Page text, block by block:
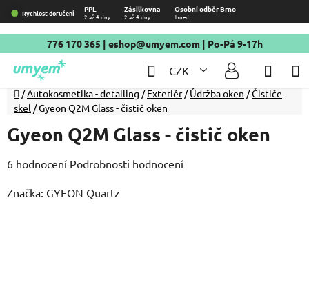
Přejít
na
obsah
Rychlost doručení PPL Zásilkovna Osobní odběr Brno
2 až 4 dny 2 až 4 dny Ihned
776 170 365 | eshop@umyem.com| Po-Pá 9-17h
CZK
Hledat
Domů
/Autokosmetika - detailing / Exteriér / Údržba oken /Čističe
skel /Gyeon Q2M Glass - čistič oken
Gyeon Q2M Glass - čistič oken
Průměrné
produktu
6 hodnocení Podrobnosti hodnocení
Značka: GYEON Quartz